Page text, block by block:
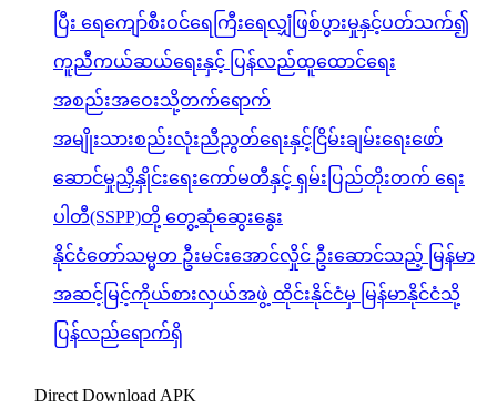
ပြီး ရေကျော်စီးဝင်ရေကြီးရေလျှံဖြစ်ပွားမှုနှင့်ပတ်သက်၍
ကူညီကယ်ဆယ်ရေးနှင့် ပြန်လည်ထူထောင်ရေး
အစည်းအဝေးသို့တက်ရောက်
အမျိုးသားစည်းလုံးညီညွတ်ရေးနှင့်ငြိမ်းချမ်းရေးဖော်
ဆောင်မှုညှိနှိုင်းရေးကော်မတီနှင့် ရှမ်းပြည်တိုးတက် ရေး
ပါတီ(SSPP)တို့ တွေ့ဆုံဆွေးနွေး
နိုင်ငံတော်သမ္မတ ဦးမင်းအောင်လှိုင် ဦးဆောင်သည့် မြန်မာ
အဆင့်မြင့်ကိုယ်စားလှယ်အဖွဲ့ ထိုင်းနိုင်ငံမှ မြန်မာနိုင်ငံသို့
ပြန်လည်ရောက်ရှိ
Direct Download APK